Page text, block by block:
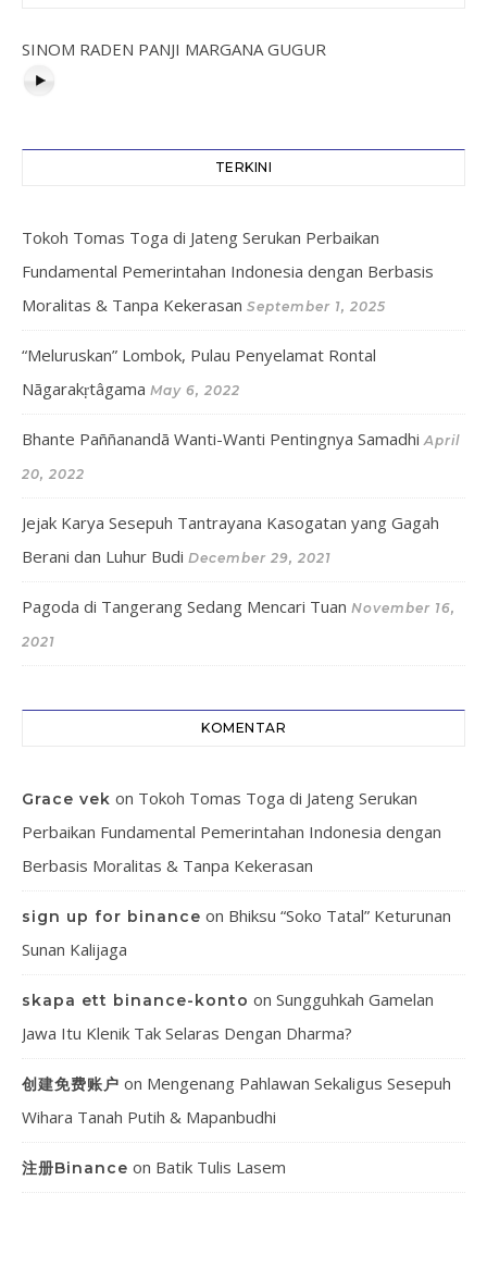
SINOM RADEN PANJI MARGANA GUGUR
TERKINI
Tokoh Tomas Toga di Jateng Serukan Perbaikan
Fundamental Pemerintahan Indonesia dengan Berbasis
Moralitas & Tanpa Kekerasan September 1, 2025
“Meluruskan” Lombok, Pulau Penyelamat Rontal
Nāgarakṛtâgama May 6, 2022
Bhante Paññanandā Wanti-Wanti Pentingnya Samadhi April
20, 2022
Jejak Karya Sesepuh Tantrayana Kasogatan yang Gagah
Berani dan Luhur Budi December 29, 2021
Pagoda di Tangerang Sedang Mencari Tuan November 16,
2021
KOMENTAR
Grace vek on Tokoh Tomas Toga di Jateng Serukan
Perbaikan Fundamental Pemerintahan Indonesia dengan
Berbasis Moralitas & Tanpa Kekerasan
sign up for binance on Bhiksu “Soko Tatal” Keturunan
Sunan Kalijaga
skapa ett binance-konto on Sungguhkah Gamelan
Jawa Itu Klenik Tak Selaras Dengan Dharma?
创建免费账户 on Mengenang Pahlawan Sekaligus Sesepuh
Wihara Tanah Putih & Mapanbudhi
注册Binance on Batik Tulis Lasem